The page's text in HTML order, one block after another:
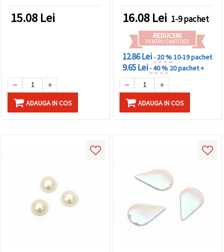
15.08 Lei
ADAUGA IN COS
16.08 Lei 1-9 pachet
REDUCERI
PENTRU CANTITATE
12.86 Lei- 20 %10-19 pachet
9.65 Lei- 40 % 20 pachet +
ADAUGA IN COS